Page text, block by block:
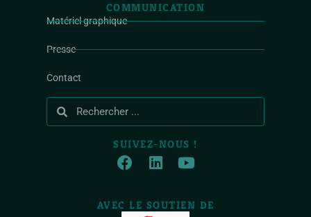
COMMUNICATION
Matériel graphique
Presse
Contact
SUIVEZ-NOUS !
AVEC LE SOUTIEN DE